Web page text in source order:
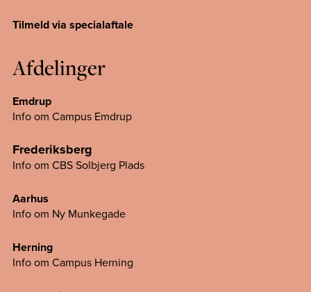
Tilmeld via specialaftale
Afdelinger
Emdrup
Info om Campus Emdrup
Frederiksberg
Info om CBS Solbjerg Plads
Aarhus
Info om Ny Munkegade
Herning
Info om Campus Herning